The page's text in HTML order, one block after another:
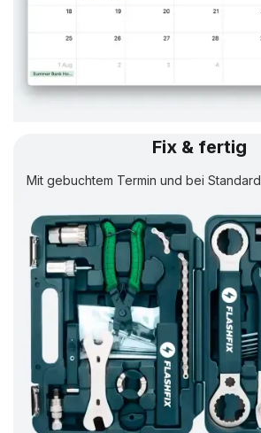
Fix & fertig
Mit gebuchtem Termin und bei